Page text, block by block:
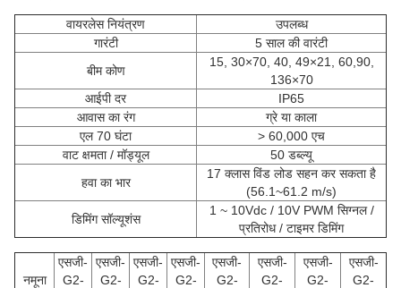
वायरलेस नियंत्रण
उपलब्ध
गारंटी
5 साल की वारंटी
बीम कोण
15, 30×70, 40, 49×21, 60,90,
136×70
आईपी ​​दर
IP65
आवास का रंग
ग्रे या काला
एल 70 घंटा
> 60,000 एच
वाट क्षमता / मॉड्यूल
50 डब्ल्यू
हवा का भार
17 क्लास विंड लोड सहन कर सकता है
(56.1~61.2 m/s)
डिमिंग सॉल्यूशंस
1 ~ 10Vdc / 10V PWM सिग्नल /
प्रतिरोध / टाइमर डिमिंग
नमूना
एसजी-
G2-
एसजी-
G2-
एसजी-
G2-
एसजी-
G2-
एसजी-
G2-
एसजी-
G2-
एसजी-
G2-
एसजी-
G2-